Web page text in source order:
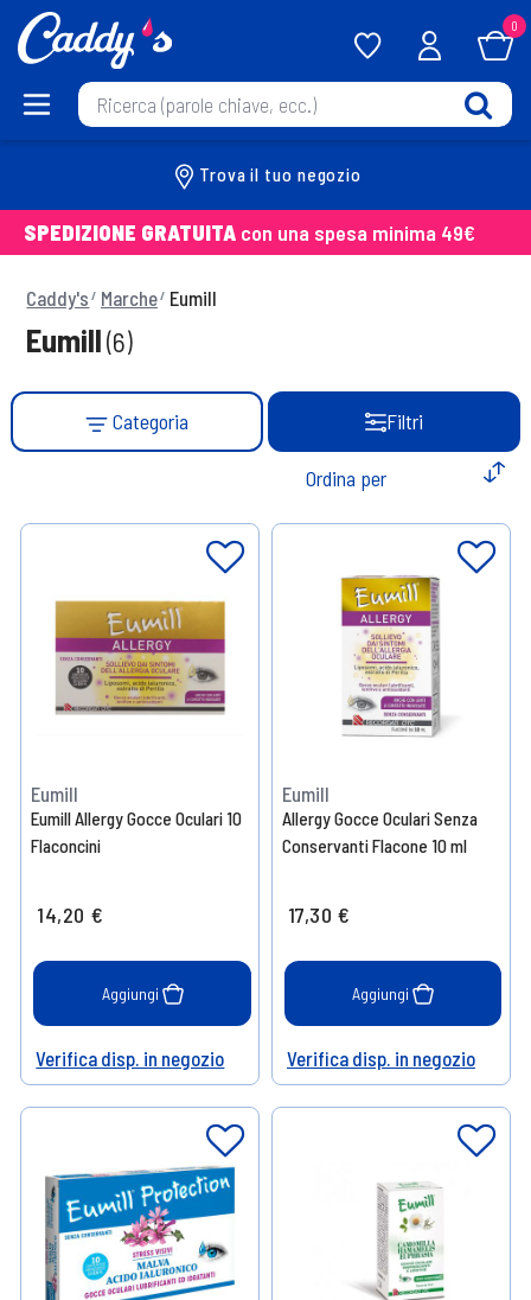
0
Trova il tuo negozio
SPEDIZIONE GRATUITA con una spesa minima 49€
Caddy's Marche Eumill
Eumill(6)
Categoria Filtri
Eumill
Eumill Allergy Gocce Oculari 10
Flaconcini
14,20 €
Aggiungi
Help
Verifica disp. in negozio
Eumill
Allergy Gocce Oculari Senza
Conservanti Flacone 10 ml
17,30 €
Aggiungi
Help
Verifica disp. in negozio